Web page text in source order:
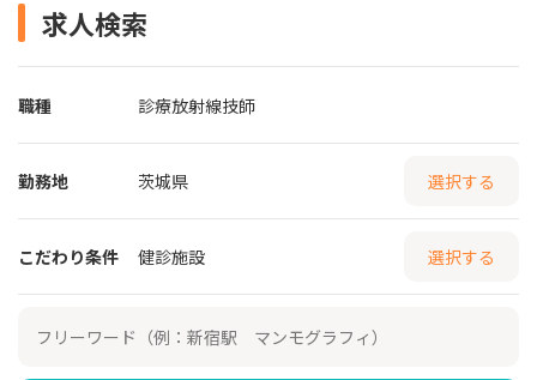
求人検索
職種 診療放射線技師
勤務地 茨城県 選択する
こだわり条件 健診施設 選択する